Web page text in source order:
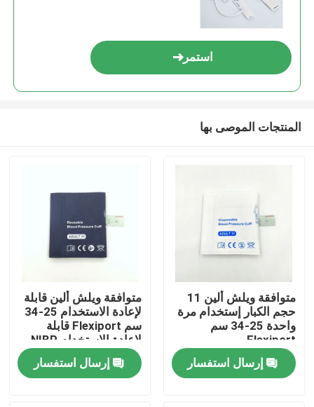
منزل
المنتجات
استمر
المنتجات الموصى بها
متوافقة ويلش ألين 11
حجم الكبار إستخدام مرة
واحدة 25-34 سم
Flexiport
إرسال استفسار
متوافقة ويلش ألين قابلة
لإعادة الاستخدام 25-34
سم Flexiport قابلة
لإعادة الاستخدام NIBP
الكفوف 11 حجم الكبار
إرسال استفسار